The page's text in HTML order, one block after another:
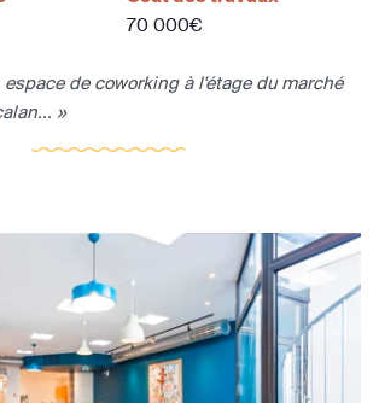
70 000€
de coworking à l'étage du marché
»